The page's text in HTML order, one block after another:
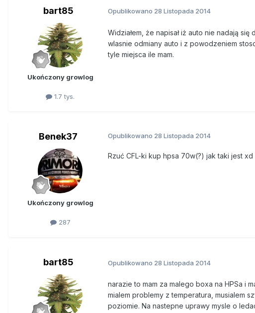
bart85
Ukończony growlog
1.7 tys.
Opublikowano 28 Listopada 2014
Widziałem, że napisał iż auto nie nadają
wlasnie odmiany auto i z powodzeniem
tyle miejsca ile mam.
Benek37
Ukończony growlog
287
Opublikowano 28 Listopada 2014
Rzuć CFL-ki kup hpsa 70w(?) jak taki jest
bart85 Opublikowano 28 Listopada 2014
narazie to mam za malego boxa na HPSa i
mialem problemy z temperatura, musialem
poziomie. Na nastepne uprawy mysle o